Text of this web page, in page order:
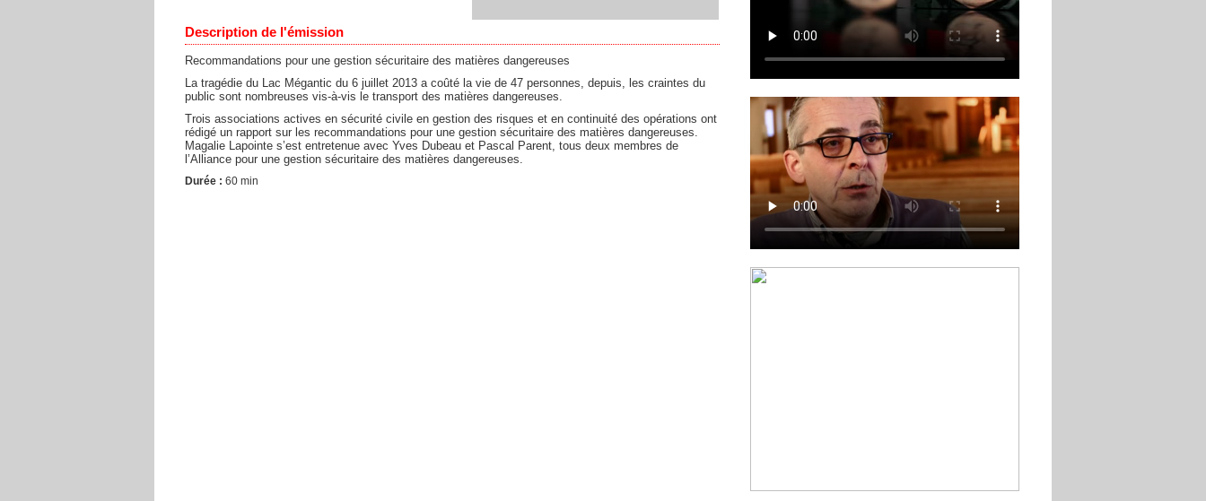
Description de l'émission
Recommandations pour une gestion sécuritaire des matières dangereuses
La tragédie du Lac Mégantic du 6 juillet 2013 a coûté la vie de 47 personnes, depuis, les craintes du
public sont nombreuses vis-à-vis le transport des matières dangereuses.
Trois associations actives en sécurité civile en gestion des risques et en continuité des opérations ont
rédigé un rapport sur les recommandations pour une gestion sécuritaire des matières dangereuses.
Magalie Lapointe s’est entretenue avec Yves Dubeau et Pascal Parent, tous deux membres de
l’Alliance pour une gestion sécuritaire des matières dangereuses.
Durée : 60 min